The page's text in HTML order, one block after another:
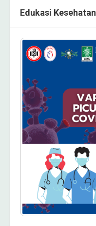
Edukasi Kesehatan